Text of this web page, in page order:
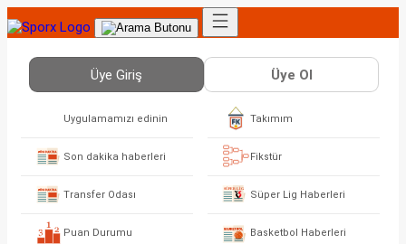
Üye Giriş Üye Ol
Uygulamamızı edinin Takımım
Son dakika haberleri Fikstür
Transfer Odası Süper Lig Haberleri
Puan Durumu Basketbol Haberleri